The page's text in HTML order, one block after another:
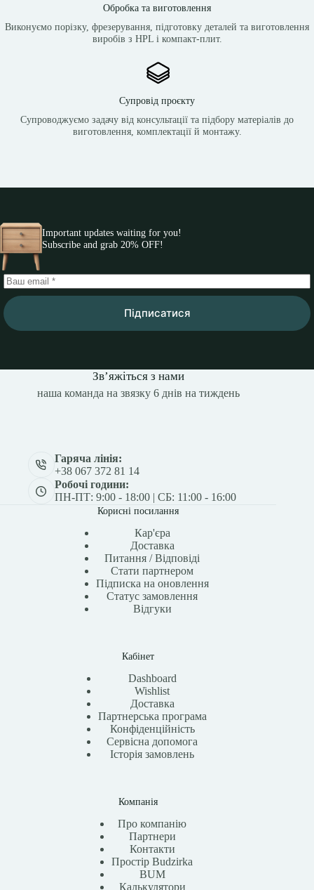
Обробка та виготовлення
Виконуємо порізку, фрезерування, підготовку деталей та виготовлення
виробів з HPL і компакт-плит.
Супровід проєкту
Супроводжуємо задачу від консультації та підбору матеріалів до
виготовлення, комплектації й монтажу.
Important updates waiting for you!
Subscribe and grab 20% OFF!
Підписатися
Зв’яжіться з нами
наша команда на звязку 6 днів на тиждень
Гаряча лінія:
+38 067 372 81 14
Робочі години:
ПН-ПТ: 9:00 - 18:00 | СБ: 11:00 - 16:00
Корисні посилання
Кар'єра
Доставка
Питання / Відповіді
Стати партнером
Підписка на оновлення
Статус замовлення
Відгуки
Кабінет
Dashboard
Wishlist
Доставка
Партнерська програма
Конфіденційність
Сервісна допомога
Історія замовлень
Компанія
Про компанію
Партнери
Контакти
Простір Budzirka
BUM
Калькулятори